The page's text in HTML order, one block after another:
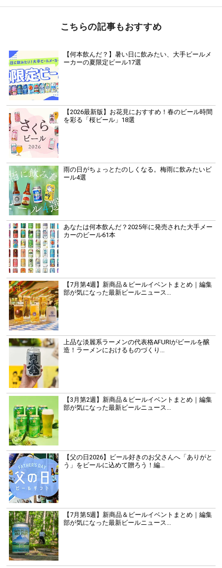
こちらの記事もおすすめ
【何本飲んだ？】暑い日に飲みたい、大手ビールメ
ーカーの夏限定ビール17選
【2026最新版】お花見におすすめ！春のビール時間
を彩る「桜ビール」18選
雨の日がちょっとたのしくなる。梅雨に飲みたいビ
ール4選
あなたは何本飲んだ？2025年に発売された大手メー
カーのビール61本
【7月第4週】新商品＆ビールイベントまとめ｜編集
部が気になった最新ビールニュース...
上品な淡麗系ラーメンの代表格AFURIがビールを醸
造！ラーメンにおけるものづくり...
【3月第2週】新商品＆ビールイベントまとめ｜編集
部が気になった最新ビールニュース...
【父の日2026】ビール好きのお父さんへ「ありがと
う」をビールに込めて贈ろう！編...
【7月第5週】新商品＆ビールイベントまとめ｜編集
部が気になった最新ビールニュース...